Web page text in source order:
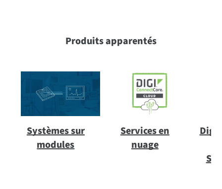
Produits apparentés
Systèmes sur
modules
Services en
nuage
Digi